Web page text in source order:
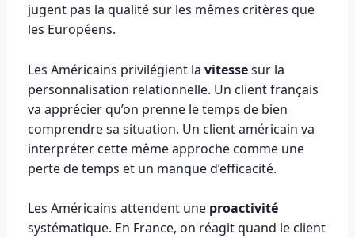
jugent pas la qualité sur les mêmes critères que
les Européens.
Les Américains privilégient la vitessesur la
personnalisation relationnelle. Un client français
va apprécier qu’on prenne le temps de bien
comprendre sa situation. Un client américain va
interpréter cette même approche comme une
perte de temps et un manque d’efficacité.
Les Américains attendent une proactivité
systématique. En France, on réagit quand le client